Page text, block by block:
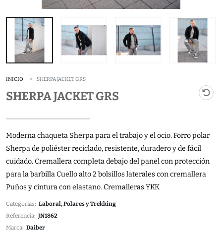
INICIO SHERPA JACKET GRS
SHERPA JACKET GRS
Moderna chaqueta Sherpa para el trabajo y el ocio. Forro polar
Sherpa de poliéster reciclado, resistente, duradero y de fácil
cuidado. Cremallera completa debajo del panel con protección
para la barbilla Cuello alto 2 bolsillos laterales con cremallera
Puños y cintura con elastano. Cremalleras YKK
Categorias: Laboral, Polares y Trekking
Referencia: JN1862
Marca: Daiber